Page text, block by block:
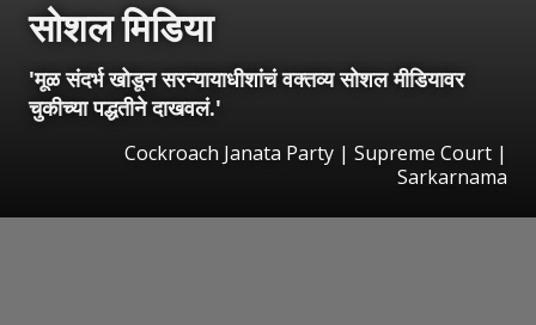
सोशल मिडिया
'मूळ संदर्भ खोडून सरन्यायाधीशांचं वक्तव्य सोशल मीडियावर
चुकीच्या पद्धतीने दाखवलं.'
Cockroach Janata Party | Supreme Court |
Sarkarnama